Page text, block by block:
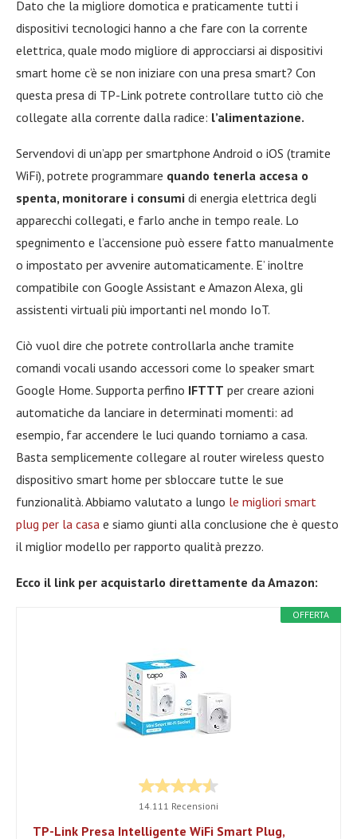
Dato che la migliore domotica e praticamente tutti i
dispositivi tecnologici hanno a che fare con la corrente
elettrica, quale modo migliore di approcciarsi ai dispositivi
smart home c’è se non iniziare con una presa smart? Con
questa presa di TP-Link potrete controllare tutto ciò che
collegate alla corrente dalla radice: l’alimentazione.
Servendovi di un’app per smartphone Android o iOS (tramite
WiFi), potrete programmare quando tenerla accesa o
spenta, monitorare i consumi di energia elettrica degli
apparecchi collegati, e farlo anche in tempo reale. Lo
spegnimento e l’accensione può essere fatto manualmente
o impostato per avvenire automaticamente. E’ inoltre
compatibile con Google Assistant e Amazon Alexa, gli
assistenti virtuali più importanti nel mondo IoT.
Ciò vuol dire che potrete controllarla anche tramite
comandi vocali usando accessori come lo speaker smart
Google Home. Supporta perfino IFTTT per creare azioni
automatiche da lanciare in determinati momenti: ad
esempio, far accendere le luci quando torniamo a casa.
Basta semplicemente collegare al router wireless questo
dispositivo smart home per sbloccare tutte le sue
funzionalità. Abbiamo valutato a lungo le migliori smart
plug per la casa e siamo giunti alla conclusione che è questo
il miglior modello per rapporto qualità prezzo.
Ecco il link per acquistarlo direttamente da Amazon:
OFFERTA
14.111 Recensioni
TP-Link Presa Intelligente WiFi Smart Plug,